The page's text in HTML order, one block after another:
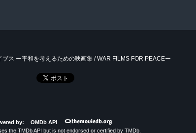
ス ー平和を考えるための映画集 / WAR FILMS FOR PEACEー
by:
OMDb API
the TMDb API but is not endorsed or certified by TMDb.